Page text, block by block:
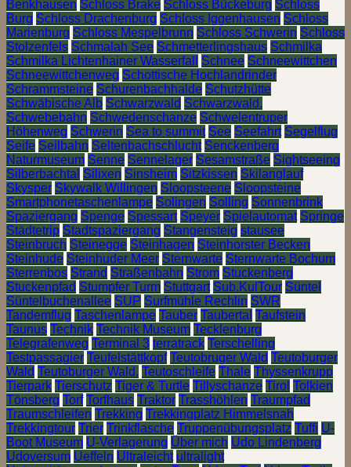
Benkhausen Schloss Brake Schloss Bückeburg Schloss
Burg Schloss Drachenburg Schloss Iggenhausen Schloss
Marienburg Schloss Mespelbrunn Schloss Schwerin Schloss
Stolzenfels Schmalah See Schmetterlingshaus Schmilka
Schmilka Lichtenhainer Wasserfall
Schnee Schneewittchen
Schneewittchenweg Schottische Hochlandrinder
Schrammsteine Schurenbachhalde Schutzhütte
Schwäbische Alb Schwarzwald Schwarzwald.
Schwebebahn Schwedenschanze Schwelentruper
Höhenweg Schwerin Sea to summit See Seefahrt Segelflug
Seife Seilbahn Seltenbachschlucht Senckenberg
Naturmuseum Senne Sennelager Sesamstraße Sightseeing
Silberbachtal Silixen Sinsheim Sitzkissen Skilanglauf
Skysper Skywalk Willingen Sloopsteene Sloopsteine
Smartphonetaschenlampe Solingen Solling Sonnenbrink
Spaziergang Spenge Spessart Speyer Spielautomat Springe
Städtetrip Stadtspaziergang Stangensteig stausee
Steinbruch Steinegge Steinhagen Steinhorster Becken
Steinhude Steinhuder Meer Sternwarte Sternwarte Bochum
Sterrenbos Strand Straßenbahn Strom Stuckenberg
Stuckenpfad Stumpfer Turm Stuttgart Sub.KulTour Süntel
Süntelbuchenallee SUP Surfmühle Rechlin SWR
Tandemflug Taschenlampe Tauber Taubertal Taufstein
Taunus Technik Technik Museum Tecklenburg
Telegrafenweg Terminal 3 terratrack Terschelling
Testpassagier Teufelstättkopf Teutobruger Wald Teutoburger
Wald Teutoburger Wald. Teutoschleife Thale Thyssenkrupp
Tierpark Tierschutz Tiger & Turtle Tillyschanze Tirol Tolkien
Tönsberg Torf Torfhaus Traktor Trasshöhlen Traumpfad
Traumschleifen Trekking Trekkingplatz Himmelsnah
Trekkingtour Trier Trinkflasche Truppenübungsplatz Tuffi U-
Boot Museum U-Verlagerung Über mich Udo Lindenberg
Udoversum Ueffeln Ultraleicht ultralight